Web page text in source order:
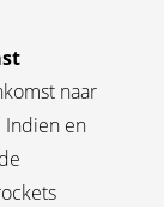
naar
Indien en